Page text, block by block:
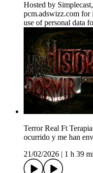
Hosted by
pcm.adswizz.com for
use of personal data
Terror Real Ft
ocurrido y me han
21/02/2026
1 h 39